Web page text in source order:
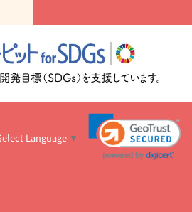
365日の誕生花カレンダー
開店・開業祝
お祝いを贈るときのマナー・
お祝いコラム一覧
誕生日のお花を「色
結婚祝いの予算相場
出産祝いお役立ち情
知識
ペットのお祝いワンポイントアド
スタ）のマナー
お見舞いのマナーとル
お祝い花のマナー総まとめ
の正解は？
開店祝いの花 選び方ガイ
花キューピットのお供え・
Language ▼